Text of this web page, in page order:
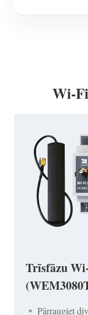
Wi-
Trīsfāzu
Pārraugiet